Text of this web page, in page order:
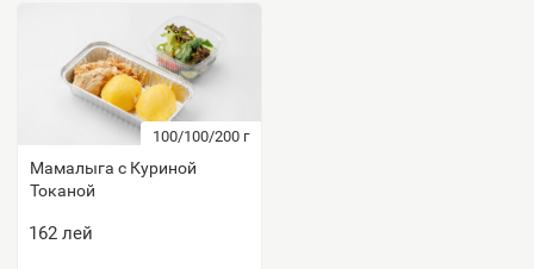
100/100/200 г
Мамалыга с Куриной
Токаной
162лей